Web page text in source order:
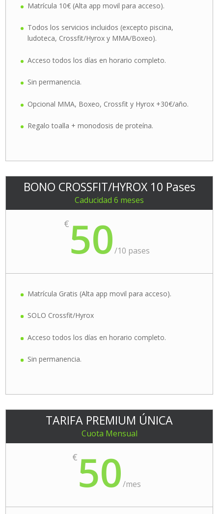
Matrícula 10€ (Alta app movil para acceso).
Todos los servicios incluidos (excepto piscina,
ludoteca, Crossfit/Hyrox y MMA/Boxeo).
Acceso todos los días en horario completo.
Sin permanencia.
Opcional MMA, Boxeo, Crossfit y Hyrox +30€/año.
Regalo toalla + monodosis de proteína.
BONO CROSSFIT/HYROX 10 Pases
Caducidad 6 meses
€ 50/10 pases
Matrícula Gratis (Alta app movil para acceso).
SOLO Crossfit/Hyrox
Acceso todos los días en horario completo.
Sin permanencia.
TARIFA PREMIUM ÚNICA
Cuota Mensual
€ 50/mes